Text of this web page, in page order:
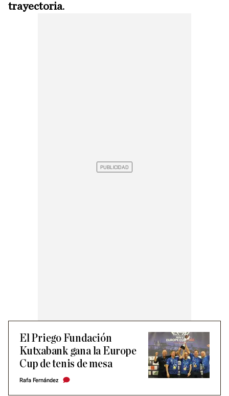
trayectoria.
El Priego Fundación
Kutxabank gana la Europe
Cup de tenis de mesa
Rafa Fernández